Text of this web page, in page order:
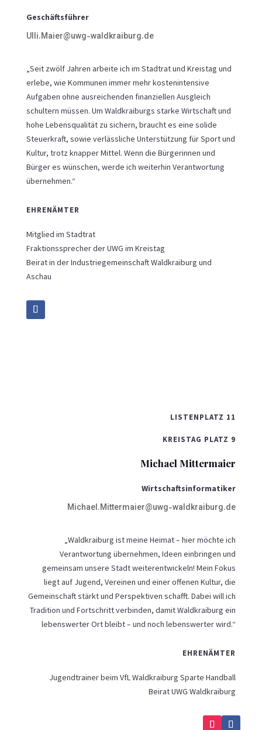
Geschäftsführer
Ulli.Maier@uwg-waldkraiburg.de
„Seit zwölf Jahren arbeite ich im Stadtrat und Kreistag und
erlebe, wie Kommunen immer mehr kostenintensive
Aufgaben ohne ausreichenden finanziellen Ausgleich
schultern müssen. Um Waldkraiburgs starke Wirtschaft und
hohe Lebensqualität zu sichern, braucht es eine solide
Steuerkraft, sowie verlässliche Unterstützung für Sport und
Kultur, trotz knapper Mittel. Wenn die Bürgerinnen und
Bürger es wünschen, werde ich weiterhin Verantwortung
übernehmen.“
EHRENÄMTER
Mitglied im Stadtrat
Fraktionssprecher der UWG im Kreistag
Beirat in der Industriegemeinschaft Waldkraiburg und
Aschau
LISTENPLATZ 11
KREISTAG PLATZ 9
Michael Mittermaier
Wirtschaftsinformatiker
Michael.Mittermaier@uwg-waldkraiburg.de
„Waldkraiburg ist meine Heimat – hier möchte ich
Verantwortung übernehmen, Ideen einbringen und
gemeinsam unsere Stadt weiterentwickeln! Mein Fokus
liegt auf Jugend, Vereinen und einer offenen Kultur, die
Gemeinschaft stärkt und Perspektiven schafft. Dabei will ich
Tradition und Fortschritt verbinden, damit Waldkraiburg ein
lebenswerter Ort bleibt – und noch lebenswerter wird.“
EHRENÄMTER
Jugendtrainer beim VfL Waldkraiburg Sparte Handball
Beirat UWG Waldkraiburg